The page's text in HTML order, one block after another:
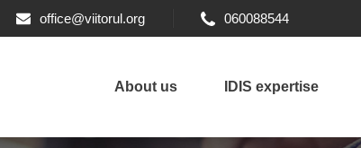
office@viitorul.org 060088544
About us IDIS expertise